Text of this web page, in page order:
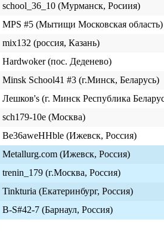
school_36_10 (Мурманск, Росиия)
MPS #5 (Мытищи Московская область)
mix132 (россия, Казань)
Hardwoker (пос. Деденево)
Minsk School41 #3 (г.Минск, Беларусь)
Лешков's (г. Минск Республика
sch179-10e (Москва)
Be36aweHHble (Ижевск, Россия)
Metallurg.com (Ижевск, Россия)
trenin_179 (г.Москва, Россия)
Tinkturia (Екатеринбург, Россия)
B-S#42-7 (Барнаул, Россия)